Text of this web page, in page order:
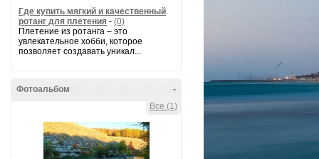
Где купить мягкий и качественный
ротанг для плетения - (0)
Плетение из ротанга – это
увлекательное хобби, которое
позволяет создавать уникал...
-
Фотоальбом
Все (1)